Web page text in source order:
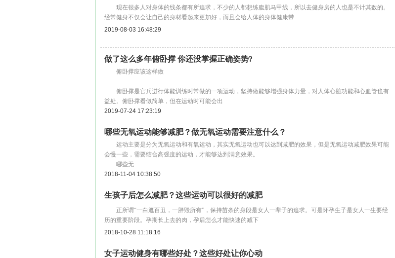
现在很多人对身体的线条都有所追求，不少的人都想练腹肌马甲线，所以去健身房的人也是不计其数的。
经常健身不仅会让自己的身材看起来更加好，而且会给人体的身体健康带
2019-08-03 16:48:29
做了这么多年俯卧撑 你还没掌握正确姿势?
俯卧撑应该这样做
俯卧撑是官兵进行体能训练时常做的一项运动，坚持做能够增强身体力量，对人体心脏功能和心血管也有
益处。俯卧撑看似简单，但在运动时可能会出
2019-07-24 17:23:19
哪些无氧运动能够减肥？做无氧运动需要注意什么？
运动主要是分为无氧运动和有氧运动，其实无氧运动也可以达到减肥的效果，但是无氧运动减肥效果可能
会慢一些，需要结合高强度的运动，才能够达到满意效果。
哪些无
2018-11-04 10:38:50
生孩子后怎么减肥？这些运动可以很好的减肥
正所谓“一白遮百丑，一胖毁所有”，保持苗条的身段是女人一辈子的追求。可是怀孕生子是女人一生要经
历的重要阶段。孕期长上去的肉，孕后怎么才能快速的减下
2018-10-28 11:18:16
女子运动健身有哪些好处？这些好处让你心动